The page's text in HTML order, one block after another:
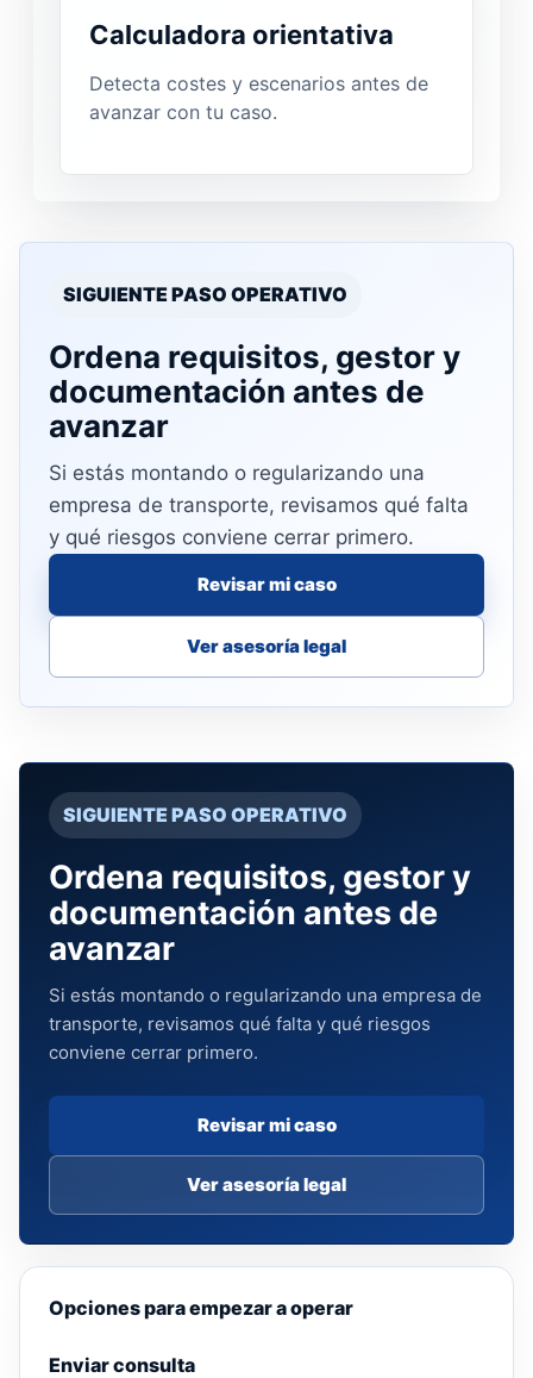
Calculadora orientativa
Detecta costes y escenarios antes de
avanzar con tu caso.
SIGUIENTE PASO OPERATIVO
Ordena requisitos, gestor y
documentación antes de
avanzar
Si estás montando o regularizando una
empresa de transporte, revisamos qué falta
y qué riesgos conviene cerrar primero.
Revisar mi caso
Ver asesoría legal
SIGUIENTE PASO OPERATIVO
Ordena requisitos, gestor y
documentación antes de
avanzar
Si estás montando o regularizando una empresa de
transporte, revisamos qué falta y qué riesgos
conviene cerrar primero.
Revisar mi caso
Ver asesoría legal
Opciones para empezar a operar
Enviar consulta